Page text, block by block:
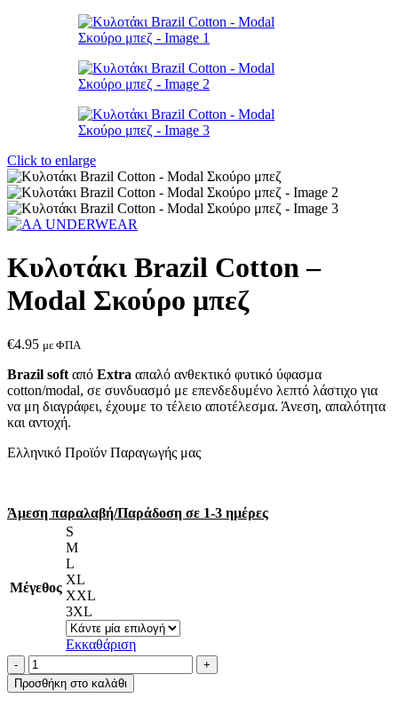
Click to enlarge
Κυλοτάκι Brazil Cotton –
Modal Σκούρο μπεζ
€4.95 με ΦΠΑ
Brazil soft από Extra απαλό ανθεκτικό φυτικό ύφασμα
cotton/modal, σε συνδυασμό με επενδεδυμένο λεπτό λάστιχο για
να μη διαγράφει, έχουμε το τέλειο αποτέλεσμα. Άνεση, απαλότητα
και αντοχή.
Ελληνικό Προϊόν Παραγωγής μας
Άμεση παραλαβή/Παράδοση σε 1-3 ημέρες
Μέγεθος
S
M
L
XL
XXL
3XL
Εκκαθάριση
Κυλοτάκι
Brazil
Cotton
Προσθήκη στο καλάθι